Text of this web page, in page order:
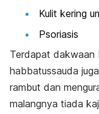
Kulit kering
Psoriasis
Terdapat dakwaan
habbatussauda
rambut dan
malangnya tiada